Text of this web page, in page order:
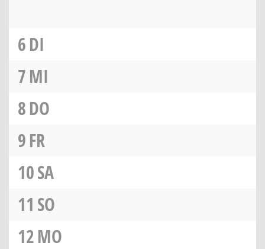
6DI
7MI
8DO
9FR
10SA
11 SO
12MO